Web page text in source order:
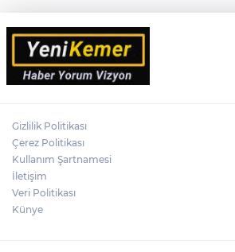
Gizlilik Politikası
Çerez Politikası
Kullanım Şartnamesi
İletişim
Veri Politikası
Künye